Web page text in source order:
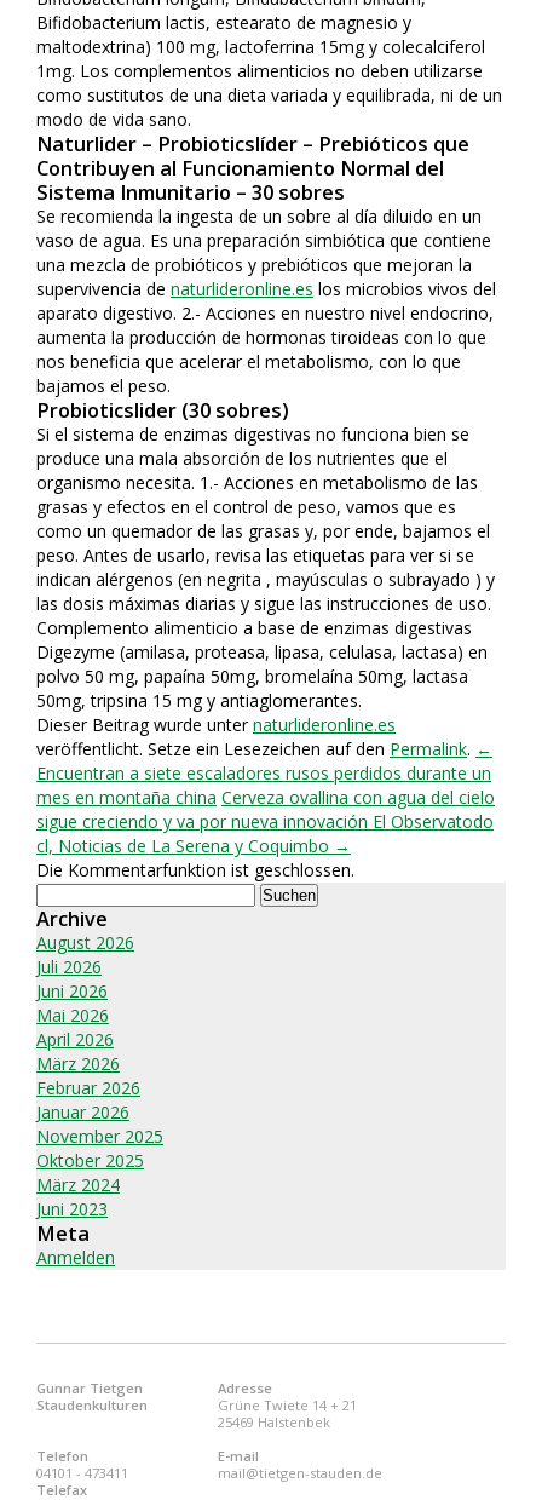
Bifidobacterium lactis, estearato de magnesio y
maltodextrina) 100 mg, lactoferrina 15mg y colecalciferol
1mg. Los complementos alimenticios no deben utilizarse
como sustitutos de una dieta variada y equilibrada, ni de un
modo de vida sano.
Naturlider – Probioticslíder – Prebióticos que
Contribuyen al Funcionamiento Normal del
Sistema Inmunitario – 30 sobres
Se recomienda la ingesta de un sobre al día diluido en un
vaso de agua. Es una preparación simbiótica que contiene
una mezcla de probióticos y prebióticos que mejoran la
supervivencia de naturlideronline.es los microbios vivos del
aparato digestivo. 2.- Acciones en nuestro nivel endocrino,
aumenta la producción de hormonas tiroideas con lo que
nos beneficia que acelerar el metabolismo, con lo que
bajamos el peso.
Probioticslider (30 sobres)
Si el sistema de enzimas digestivas no funciona bien se
produce una mala absorción de los nutrientes que el
organismo necesita. 1.- Acciones en metabolismo de las
grasas y efectos en el control de peso, vamos que es
como un quemador de las grasas y, por ende, bajamos el
peso. Antes de usarlo, revisa las etiquetas para ver si se
indican alérgenos (en negrita , mayúsculas o subrayado ) y
las dosis máximas diarias y sigue las instrucciones de uso.
Complemento alimenticio a base de enzimas digestivas
Digezyme (amilasa, proteasa, lipasa, celulasa, lactasa) en
polvo 50 mg, papaína 50mg, bromelaína 50mg, lactasa
50mg, tripsina 15 mg y antiaglomerantes.
Dieser Beitrag wurde unternaturlideronline.es
veröffentlicht. Setze ein Lesezeichen auf den Permalink. ←
Encuentran a siete escaladores rusos perdidos durante un
mes en montaña china Cerveza ovallina con agua del cielo
sigue creciendo y va por nueva innovación El Observatodo
cl, Noticias de La Serena y Coquimbo →
Die Kommentarfunktion ist geschlossen.
Suchen
nach:
Archive
August 2026
Juli 2026
Juni 2026
Mai 2026
April 2026
März 2026
Februar 2026
Januar 2026
November 2025
Oktober 2025
März 2024
Juni 2023
Meta
Anmelden
Gunnar Tietgen
Staudenkulturen
Adresse
Grüne Twiete 14 + 21
25469 Halstenbek
Telefon
04101 - 473411
Telefax
E-mail
mail@tietgen-stauden.de